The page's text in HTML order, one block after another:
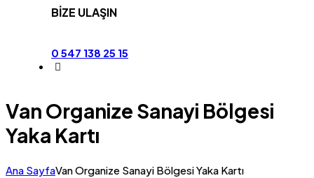
BİZE ULAŞIN
0 547 138 25 15
Van Organize Sanayi Bölgesi
Yaka Kartı
Ana SayfaVan Organize Sanayi Bölgesi Yaka Kartı